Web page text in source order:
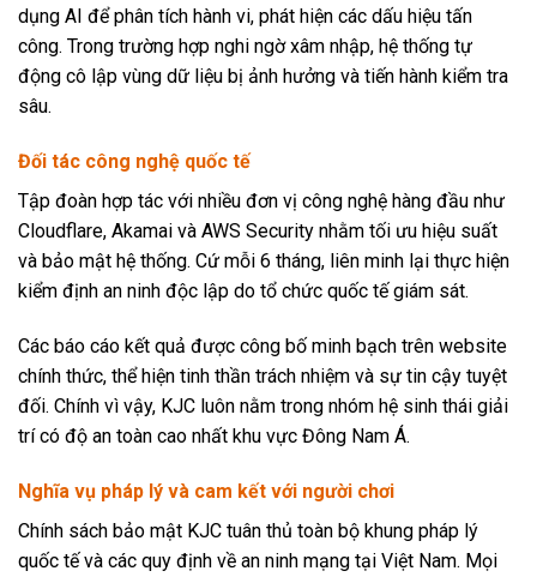
dụng AI để phân tích hành vi, phát hiện các dấu hiệu tấn
công. Trong trường hợp nghi ngờ xâm nhập, hệ thống tự
động cô lập vùng dữ liệu bị ảnh hưởng và tiến hành kiểm tra
sâu.
Đối tác công nghệ quốc tế
Tập đoàn hợp tác với nhiều đơn vị công nghệ hàng đầu như
Cloudflare, Akamai và AWS Security nhằm tối ưu hiệu suất
và bảo mật hệ thống. Cứ mỗi 6 tháng, liên minh lại thực hiện
kiểm định an ninh độc lập do tổ chức quốc tế giám sát.
Các báo cáo kết quả được công bố minh bạch trên website
chính thức, thể hiện tinh thần trách nhiệm và sự tin cậy tuyệt
đối. Chính vì vậy, KJC luôn nằm trong nhóm hệ sinh thái giải
trí có độ an toàn cao nhất khu vực Đông Nam Á.
Nghĩa vụ pháp lý và cam kết với người chơi
Chính sách bảo mật KJC tuân thủ toàn bộ khung pháp lý
quốc tế và các quy định về an ninh mạng tại Việt Nam. Mọi